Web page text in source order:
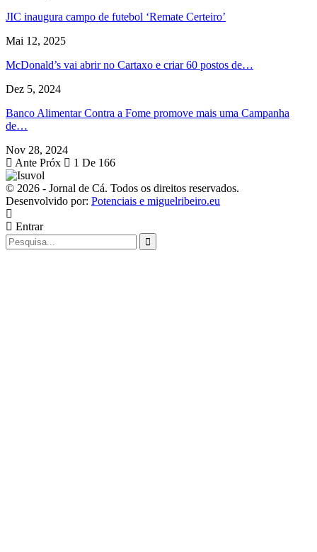
JIC inaugura campo de futebol ‘Remate Certeiro’
Mai 12, 2025
McDonald’s vai abrir no Cartaxo e criar 60 postos de…
Dez 5, 2024
Banco Alimentar Contra a Fome promove mais uma Campanha
de…
Nov 28, 2024
Ante Próx 1 De 166
© 2026 - Jornal de Cá. Todos os direitos reservados.
Desenvolvido por: Potenciais e miguelribeiro.eu
Entrar